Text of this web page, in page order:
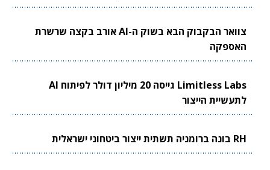
צוואר הבקבוק הבא בשוק ה-AI אורב בקצה שרשרת
האספקה
Limitless Labs גייסה 20 מיליון דולר לפיתוח AI
לתעשיית הייצור
RH בונה ברומניה תשתית ייצור ביטחוני ישראלית